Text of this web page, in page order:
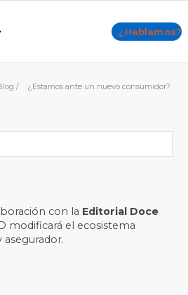
¿Hablamos?
/ ¿Estamos ante un nuevo consumidor?
con la Editorial Doce
modificará el ecosistema